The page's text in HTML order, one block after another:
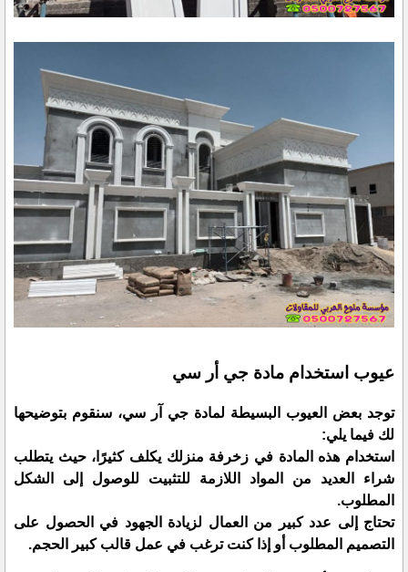
عيوب استخدام مادة جي أر سي
توجد بعض العيوب البسيطة لمادة جي آر سي، سنقوم بتوضيحها
لك فيما يلي:
استخدام هذه المادة في زخرفة منزلك يكلف كثيرًا، حيث يتطلب
شراء العديد من المواد اللازمة للتثبيت للوصول إلى الشكل
المطلوب.
تحتاج إلى عدد كبير من العمال لزيادة الجهود في الحصول على
التصميم المطلوب أو إذا كنت ترغب في عمل قالب كبير الحجم.